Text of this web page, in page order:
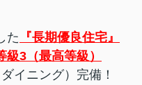
た 『長期優良住宅』
級3（最高等級）
イニング）完備！